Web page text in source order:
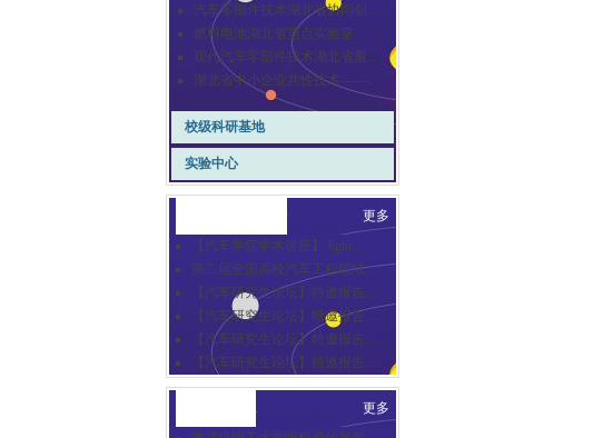
汽车零部件技术湖北省协同创...
燃料电池湖北省重点实验室
现代汽车零部件技术湖北省重...
湖北省中小企业共性技术——...
校级科研基地
实验中心
更多
【汽车学院学术讲座】 light...
第二届全国高校汽车工程领域...
【汽车研究生论坛】特邀报告...
【汽车研究生论坛】特邀报告...
【汽车研究生论坛】特邀报告...
【汽车研究生论坛】特邀报告...
更多